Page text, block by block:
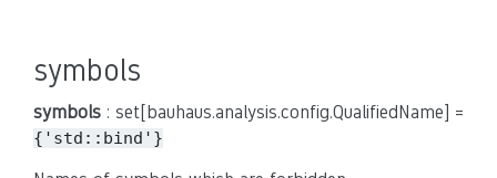
symbols
symbols : set[bauhaus.analysis.config.QualifiedName] =
{'std::bind'}